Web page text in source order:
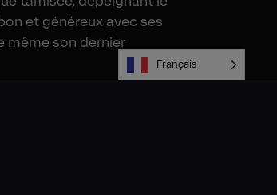
et généreux avec ses
même son dernier
Français